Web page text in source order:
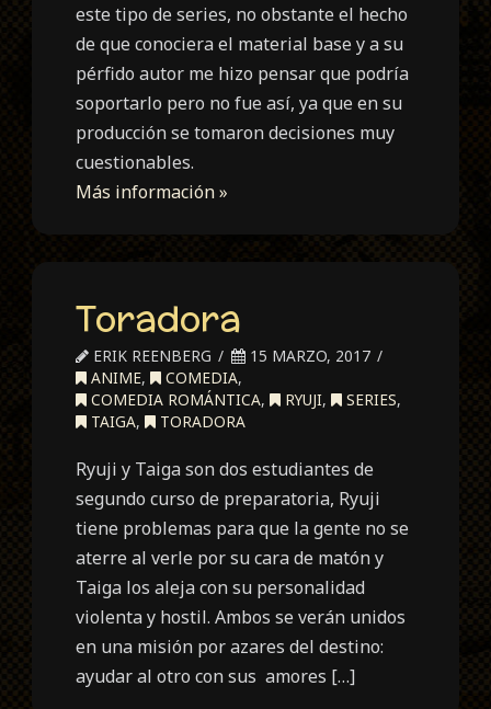
este tipo de series, no obstante el hecho
de que conociera el material base y a su
pérfido autor me hizo pensar que podría
soportarlo pero no fue así, ya que en su
producción se tomaron decisiones muy
cuestionables.
Más información »
Toradora
ERIK REENBERG
15 MARZO, 2017
ANIME, COMEDIA,
COMEDIA ROMÁNTICA, RYUJI, SERIES,
TAIGA, TORADORA
Ryuji y Taiga son dos estudiantes de
segundo curso de preparatoria, Ryuji
tiene problemas para que la gente no se
aterre al verle por su cara de matón y
Taiga los aleja con su personalidad
violenta y hostil. Ambos se verán unidos
en una misión por azares del destino:
ayudar al otro con sus amores […]